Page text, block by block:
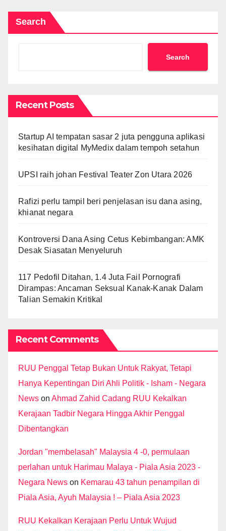
Search
Search
Recent Posts
Startup AI tempatan sasar 2 juta pengguna aplikasi
kesihatan digital MyMedix dalam tempoh setahun
UPSI raih johan Festival Teater Zon Utara 2026
Rafizi perlu tampil beri penjelasan isu dana asing,
khianat negara
Kontroversi Dana Asing Cetus Kebimbangan: AMK
Desak Siasatan Menyeluruh
117 Pedofil Ditahan, 1.4 Juta Fail Pornografi
Dirampas: Ancaman Seksual Kanak-Kanak Dalam
Talian Semakin Kritikal
Recent Comments
RUU Penggal Tetap Bukan Untuk Rakyat, Tetapi
Hanya Kepentingan Diri Ahli Politik - Isham - Negara
News on Ahmad Zahid Cadang RUU Kekalkan
Kerajaan Tadbir Negara Hingga Akhir Penggal
Dibentangkan
Jordan "membelasah" Malaysia 4 -0, permulaan
perlahan untuk Harimau Malaya - Piala Asia 2023 -
Negara News on Kemarau 43 tahun penampilan di
Piala Asia, Ayuh Malaysia ! – Piala Asia 2023
RUU Kekalkan Kerajaan Perlu Untuk Wujud